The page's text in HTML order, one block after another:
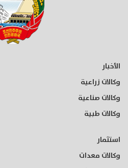
الأخبار
وكالات زراعية
وكالات صناعية
وكالات طبية
استثمار
وكالات معدات